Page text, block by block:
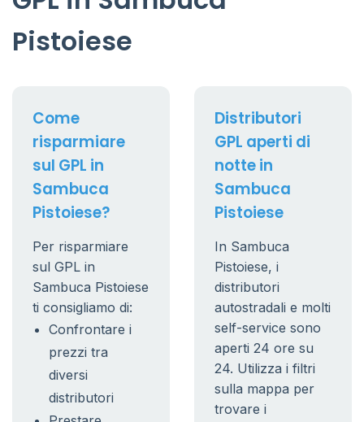
Pistoiese
Come
risparmiare
sul GPL in
Sambuca
Pistoiese?
Per risparmiare
sul GPL in
Sambuca Pistoiese
ti consigliamo di:
Confrontare i
prezzi tra
diversi
distributori
Distributori
GPL aperti di
notte in
Sambuca
Pistoiese
In Sambuca
Pistoiese, i
distributori
autostradali e molti
self-service sono
aperti 24 ore su
24. Utilizza i filtri
sulla mappa per
trovare i